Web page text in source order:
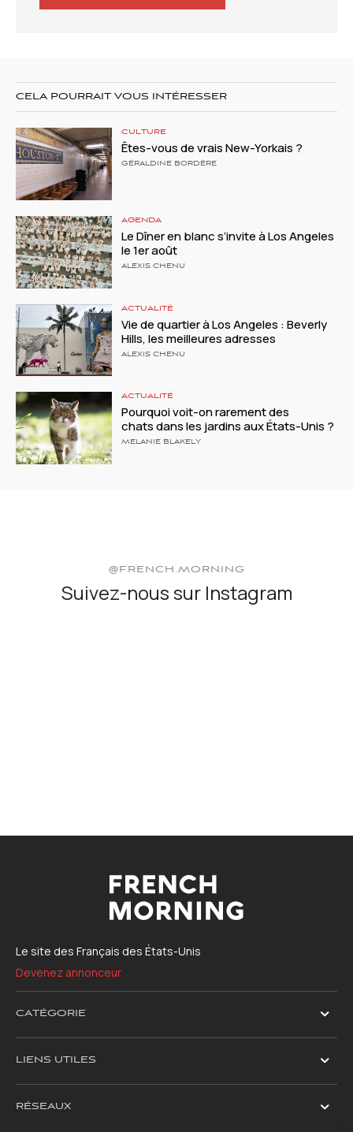
CELA POURRAIT VOUS INTÉRESSER
CULTURE
Êtes-vous de vrais New-Yorkais ?
GÉRALDINE BORDÈRE
AGENDA
Le Dîner en blanc s’invite à Los Angeles
le 1er août
ALEXIS CHENU
ACTUALITÉ
Vie de quartier à Los Angeles : Beverly
Hills, les meilleures adresses
ALEXIS CHENU
ACTUALITÉ
Pourquoi voit-on rarement des
chats dans les jardins aux États-Unis ?
MELANIE BLAKELY
@FRENCH.MORNING
Suivez-nous sur Instagram
Le site des Français des États-Unis
Devenez annonceur
CATÉGORIE
LIENS UTILES
RÉSEAUX